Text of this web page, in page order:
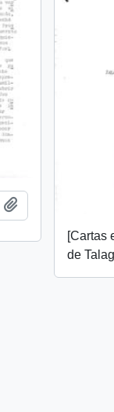
Añadir al
[Cartas
de